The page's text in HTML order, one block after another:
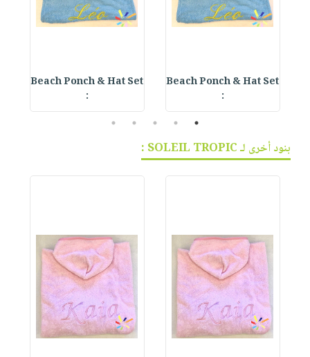
Beach Ponch & Hat Set
:
Beach Ponch & Hat Set
:
1
2
3
4
5
بنود أخرى لـ SOLEIL TROPIC :